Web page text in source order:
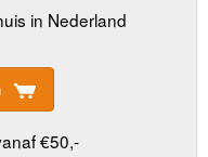
in Nederland
€50,-